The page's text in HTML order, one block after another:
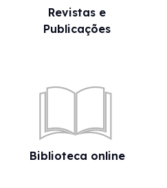
Revistas e
Publicações
Biblioteca online